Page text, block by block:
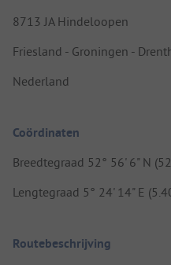
8713 JA Hindeloopen
Friesland - Groningen -
Nederland
Coördinaten
Breedtegraad 52° 56' 6" N
Lengtegraad 5° 24' 14" E
Routebeschrijving